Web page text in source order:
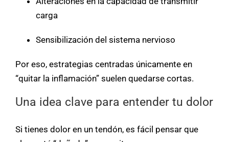
carga
Sensibilización del sistema nervioso
Por eso, estrategias centradas únicamente en
“quitar la inflamación” suelen quedarse cortas.
Una idea clave para entender tu dolor
Si tienes dolor en un tendón, es fácil pensar que